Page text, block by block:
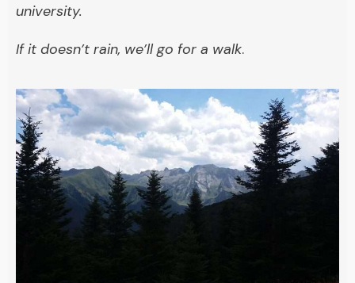
university.
If it doesn’t rain, we’ll go for a walk.